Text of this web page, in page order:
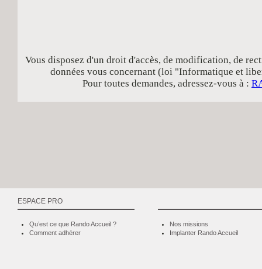
Vous disposez d'un droit d'accès, de modification, de
données vous concernant (loi "Informatique et
Pour toutes demandes, adressez-vous à :
ESPACE PRO
Qu’est ce que Rando Accueil ?
Comment adhérer
Nos missions
Implanter Rando Accueil